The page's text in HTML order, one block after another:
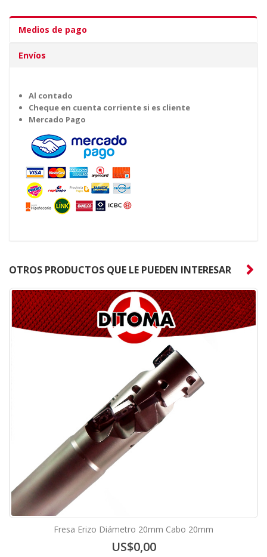
Medios de pago
Envíos
Al contado
Cheque en cuenta corriente si es cliente
Mercado Pago
OTROS PRODUCTOS QUE LE PUEDEN INTERESAR
Fresa Erizo Diámetro 20mm Cabo 20mm
US$0,00